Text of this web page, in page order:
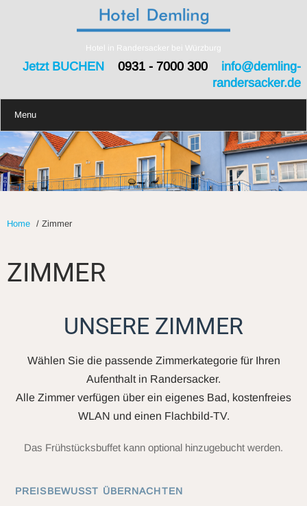
Hotel in Randersacker bei Würzburg
Jetzt BUCHEN0931 - 7000 300 info@demling-
randersacker.de
Menu
Home / Zimmer
ZIMMER
UNSERE ZIMMER
Wählen Sie die passende Zimmerkategorie für Ihren
Aufenthalt in Randersacker.
Alle Zimmer verfügen über ein eigenes Bad, kostenfreies
WLAN und einen Flachbild-TV.
Das Frühstücksbuffet kann optional hinzugebucht werden.
PREISBEWUSST ÜBERNACHTEN